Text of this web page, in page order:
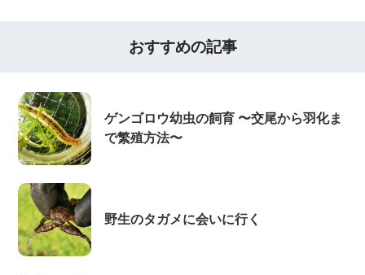
おすすめの記事
ゲンゴロウ幼虫の飼育 〜交尾から羽化ま
で繁殖方法〜
野生のタガメに会いに行く